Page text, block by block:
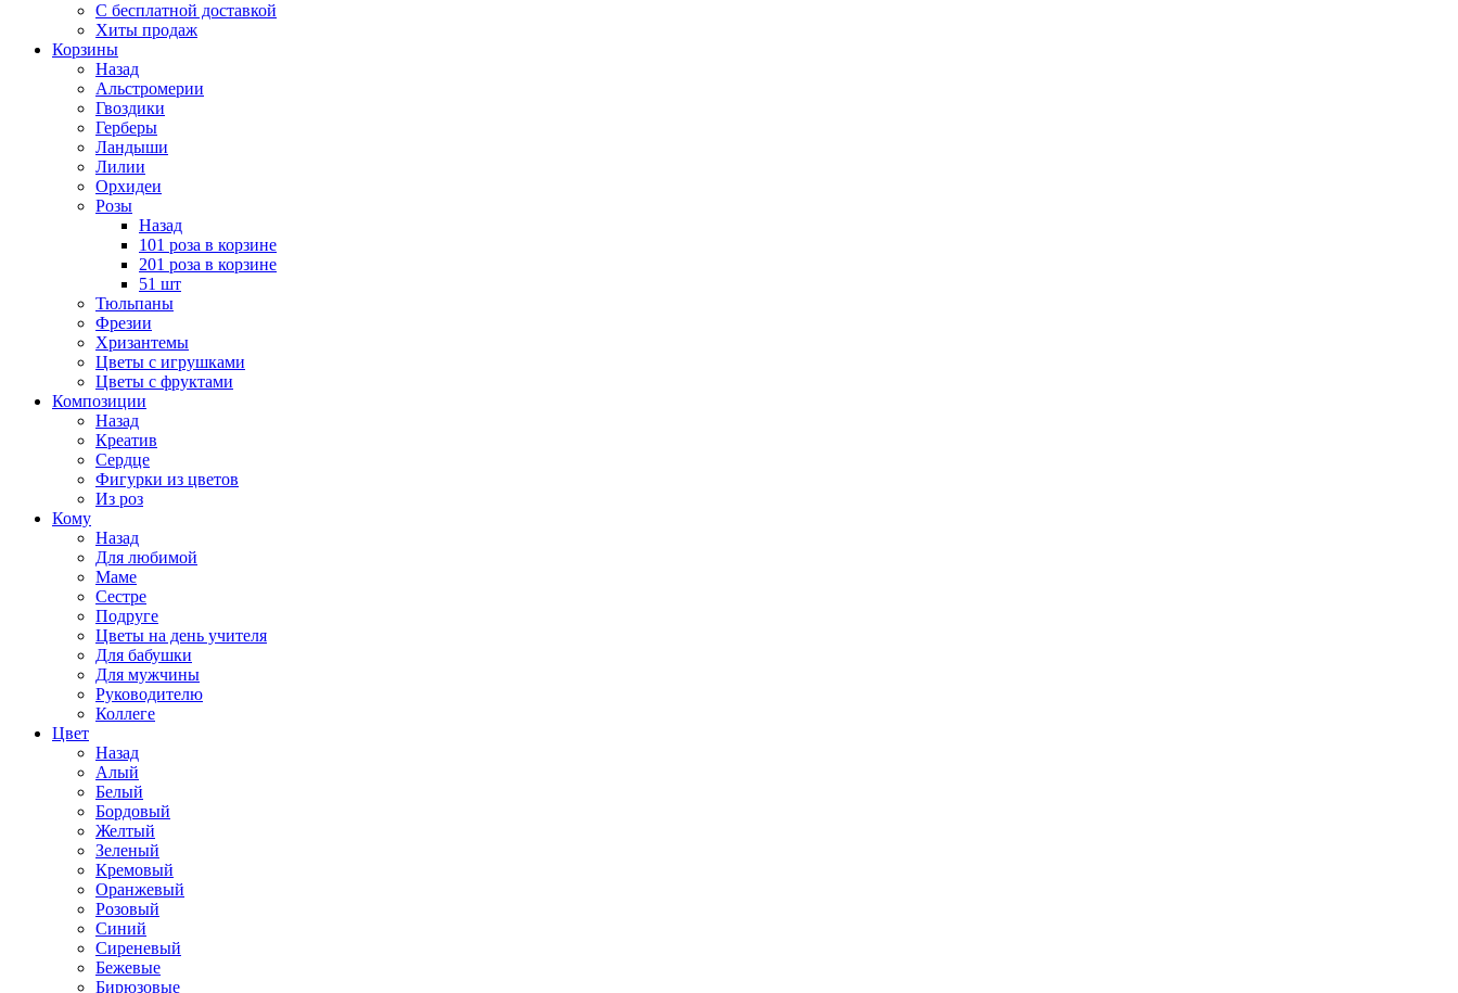
С бесплатной доставкой
Хиты продаж
Корзины
Назад
Альстромерии
Гвоздики
Герберы
Ландыши
Лилии
Орхидеи
Розы
Назад
101 роза в корзине
201 роза в корзине
51 шт
Тюльпаны
Фрезии
Хризантемы
Цветы с игрушками
Цветы с фруктами
Композиции
Назад
Креатив
Сердце
Фигурки из цветов
Из роз
Кому
Назад
Для любимой
Маме
Сестре
Подруге
Цветы на день учителя
Для бабушки
Для мужчины
Руководителю
Коллеге
Цвет
Назад
Алый
Белый
Бордовый
Желтый
Зеленый
Кремовый
Оранжевый
Розовый
Синий
Сиреневый
Бежевые
Бирюзовые